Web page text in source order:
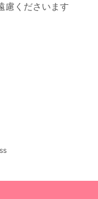
慮くださいます